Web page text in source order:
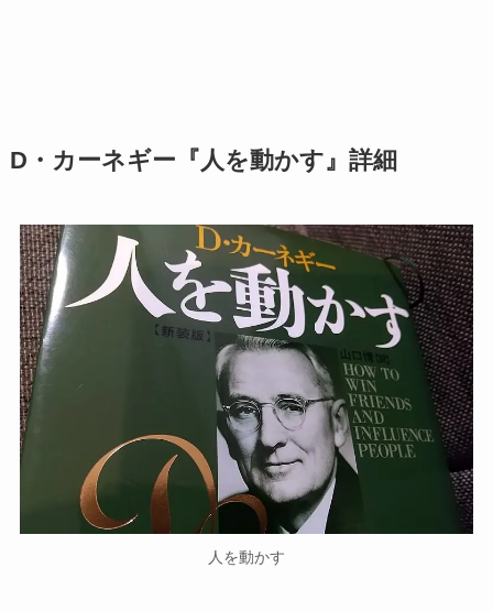
D・カーネギー『人を動かす』詳細
人を動かす